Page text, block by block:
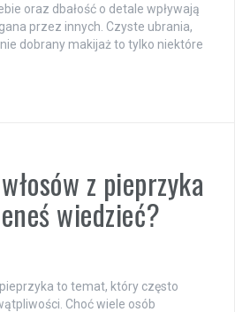
oraz dbałość o detale wpływają
przez innych. Czyste ubrania,
dobrany makijaż to tylko niektóre
z pieprzyka
wiedzieć?
to temat, który często
Choć wiele osób